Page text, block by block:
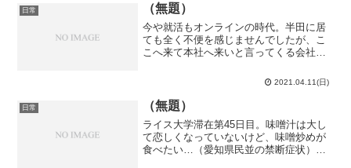
ぁ、向こうは...
日常 （無題）
今や就活もオンラインの時代。半田に居
ても全く不便を感じませんでしたが、こ
こへ来て本社へ来いと言ってくる会社
当にやるのか…？若干疑問ではありまし
たが、追加連絡が無いので多分やるので
しょう。というわけで、5ヶ...
2021.04.11(日)
日常 （無題）
ライス大学滞在第45日目。味噌汁は大し
て恋しくなっていないけど、味噌炒めが
食べたい…（愛知県民並の禁断症状）こ